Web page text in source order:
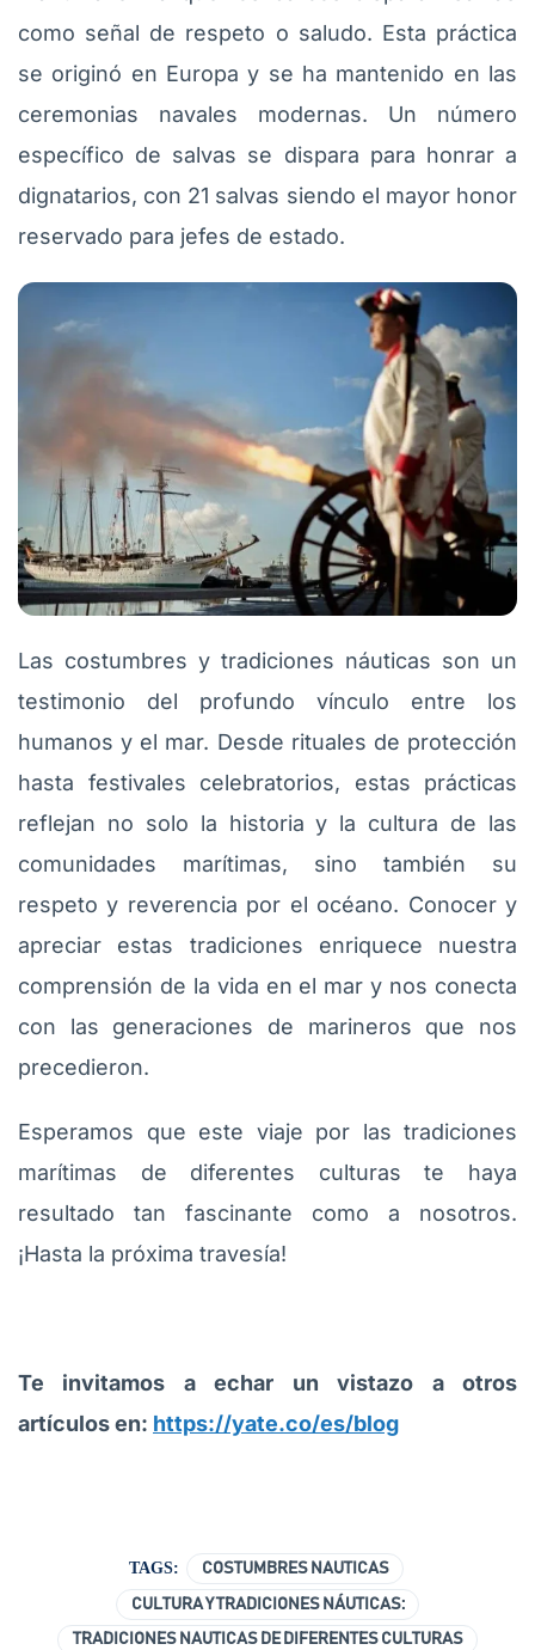
como señal de respeto o saludo. Esta práctica
se originó en Europa y se ha mantenido en las
ceremonias navales modernas. Un número
específico de salvas se dispara para honrar a
dignatarios, con 21 salvas siendo el mayor honor
reservado para jefes de estado.
Las costumbres y tradiciones náuticas son un
testimonio del profundo vínculo entre los
humanos y el mar. Desde rituales de protección
hasta festivales celebratorios, estas prácticas
reflejan no solo la historia y la cultura de las
comunidades marítimas, sino también su
respeto y reverencia por el océano. Conocer y
apreciar estas tradiciones enriquece nuestra
comprensión de la vida en el mar y nos conecta
con las generaciones de marineros que nos
precedieron.
Esperamos que este viaje por las tradiciones
marítimas de diferentes culturas te haya
resultado tan fascinante como a nosotros.
¡Hasta la próxima travesía!
Te invitamos a echar un vistazo a otros
artículos en: https://yate.co/es/blog
TAGS: COSTUMBRES NAUTICAS
CULTURA Y TRADICIONES NÁUTICAS:
TRADICIONES NAUTICAS DE DIFERENTES CULTURAS